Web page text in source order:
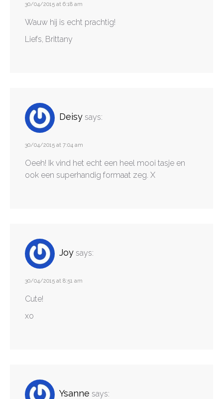
30/04/2015 at 6:18 am
Wauw hij is echt prachtig!
Liefs, Brittany
Deisy says:
30/04/2015 at 7:04 am
Oeeh! Ik vind het echt een heel mooi tasje en
ook een superhandig formaat zeg. X
Joy says:
30/04/2015 at 8:51 am
Cute!
xo
Ysanne says: